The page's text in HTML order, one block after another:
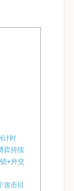
计时
弈持续
+外交
攻击目